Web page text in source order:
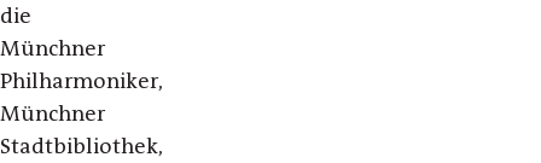
die
Münchner
Philharmoniker,
Münchner
Stadtbibliothek,